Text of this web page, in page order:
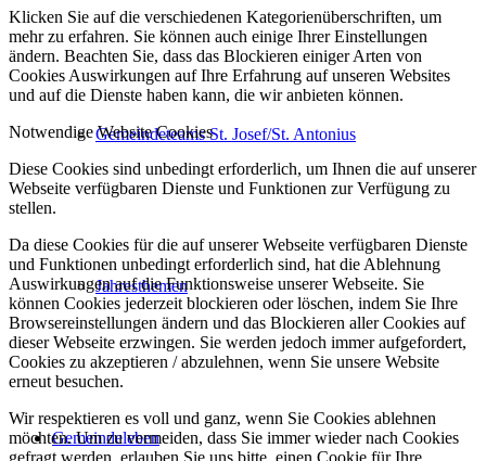
Gemeindeteams St. Josef/St. Antonius
Jahresthemen
Gemeindeleben
Klicken Sie auf die verschiedenen Kategorienüberschriften, um
mehr zu erfahren. Sie können auch einige Ihrer Einstellungen
ändern. Beachten Sie, dass das Blockieren einiger Arten von
Cookies Auswirkungen auf Ihre Erfahrung auf unseren Websites
und auf die Dienste haben kann, die wir anbieten können.
Notwendige Website Cookies
Diese Cookies sind unbedingt erforderlich, um Ihnen die auf unserer
Webseite verfügbaren Dienste und Funktionen zur Verfügung zu
stellen.
Da diese Cookies für die auf unserer Webseite verfügbaren Dienste
und Funktionen unbedingt erforderlich sind, hat die Ablehnung
Auswirkungen auf die Funktionsweise unserer Webseite. Sie
können Cookies jederzeit blockieren oder löschen, indem Sie Ihre
Browsereinstellungen ändern und das Blockieren aller Cookies auf
dieser Webseite erzwingen. Sie werden jedoch immer aufgefordert,
Cookies zu akzeptieren / abzulehnen, wenn Sie unsere Website
erneut besuchen.
Wir respektieren es voll und ganz, wenn Sie Cookies ablehnen
möchten. Um zu vermeiden, dass Sie immer wieder nach Cookies
gefragt werden, erlauben Sie uns bitte, einen Cookie für Ihre